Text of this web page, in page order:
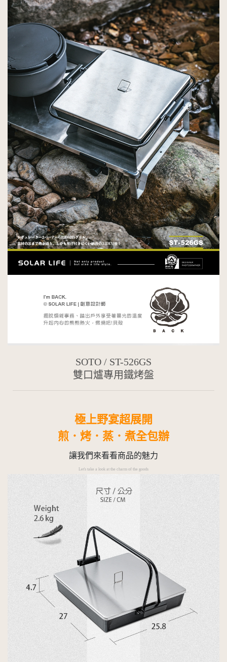
SOTO / ST-526GS
雙口爐專用鐵烤盤
極上野宴超展開
煎．烤．蒸．煮全包辦
讓我們來看看商品的魅力
Let's take a look at the charm of the goods